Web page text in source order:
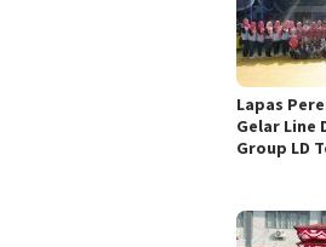
Lapas
Gelar Line
Group LD